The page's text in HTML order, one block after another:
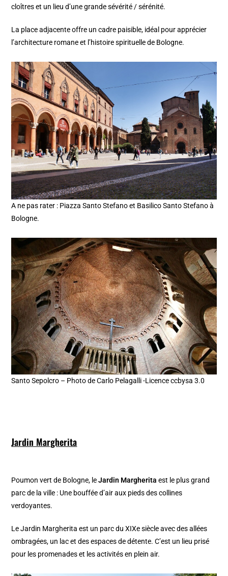
cloîtres et un lieu d’une grande sévérité / sérénité.
La place adjacente offre un cadre paisible, idéal pour apprécier
l’architecture romane et l’histoire spirituelle de Bologne.
A ne pas rater : Piazza Santo Stefano et Basilico Santo Stefano à
Bologne.
Santo Sepolcro – Photo de Carlo Pelagalli -Licence ccbysa 3.0
Jardin Margherita
Poumon vert de Bologne, leJardin Margherita est le plus grand
parc de la ville : Une bouffée d’air aux pieds des collines
verdoyantes.
Le Jardin Margherita est un parc du XIXe siècle avec des allées
ombragées, un lac et des espaces de détente. C’est un lieu prisé
pour les promenades et les activités en plein air.